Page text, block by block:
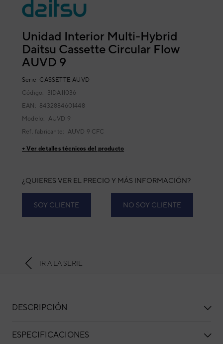
Unidad Interior Multi-Hybrid
Daitsu Cassette Circular Flow
AUVD 9
Serie CASSETTE AUVD
Código: 3IDA11036
EAN: 8432884601448
Modelo: AUVD 9
Ref. fabricante: AUVD 9 CFC
+ Ver detalles técnicos del producto
¿QUIERES VER EL PRECIO Y MÁS INFORMACIÓN?
SOY CLIENTE NO SOY CLIENTE
IR A LA SERIE
DESCRIPCIÓN
ESPECIFICACIONES